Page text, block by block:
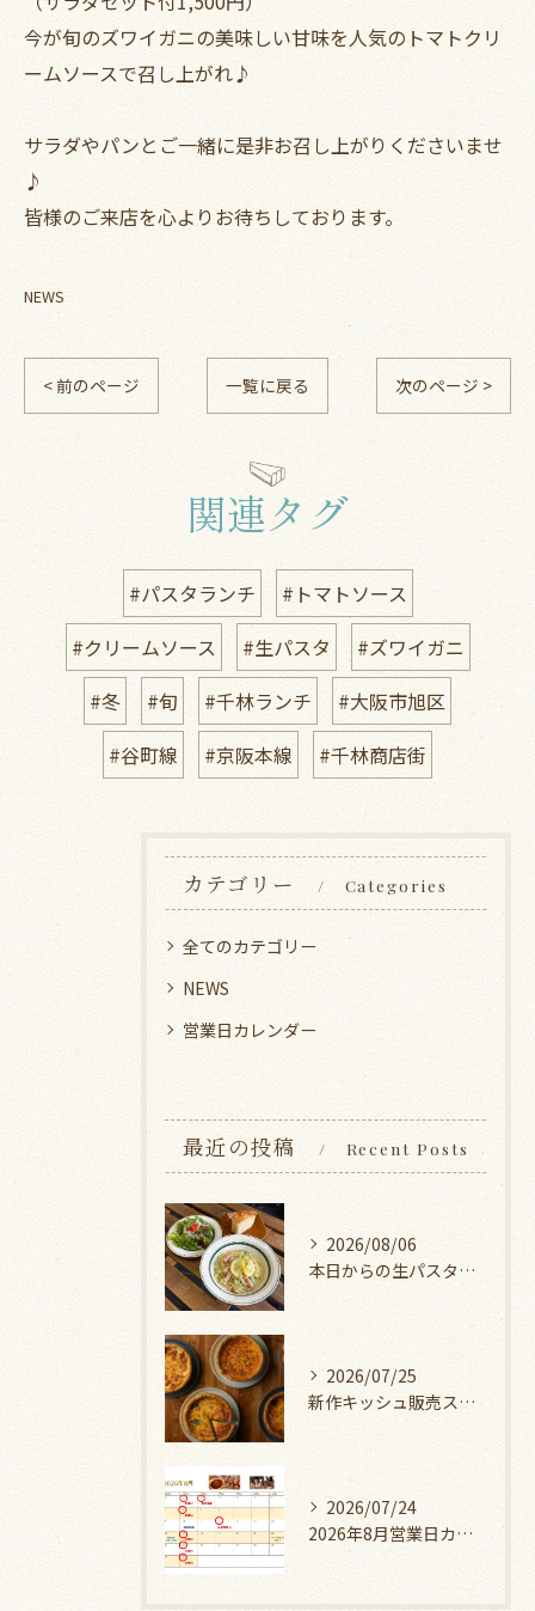
今が旬のズワイガニの美味しい甘味を人気のトマトクリ
ームソースで召し上がれ♪
サラダやパンとご一緒に是非お召し上がりくださいませ
♪
皆様のご来店を心よりお待ちしております。
NEWS
< 前のページ 一覧に戻る 次のページ >
関連タグ
#パスタランチ
#トマトソース
#クリームソース
#生パスタ
#ズワイガニ
#冬
#旬 #千林ランチ
#大阪市旭区
#谷町線
#京阪本線 #千林商店街
カテゴリー Categories
全てのカテゴリー
NEWS
営業日カレンダー
最近の投稿 Recent Posts
2026/08/06
本日からの生パスタランチ
2026/07/25
新作キッシュ販売スタート！
2026/07/24
2026年8月営業日カレンダー